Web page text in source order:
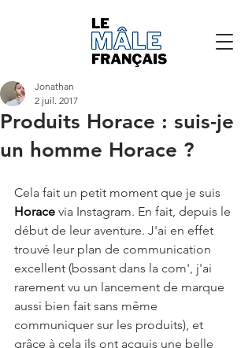
Produits Horace : suis-je
un homme Horace ?
Jonathan
2 juil. 2017
Cela fait un petit moment que je suis
Horace via Instagram. En fait, depuis le
début de leur aventure. J'ai en effet
trouvé leur plan de communication
excellent (bossant dans la com', j'ai
rarement vu un lancement de marque
aussi bien fait sans même
communiquer sur les produits), et
grâce à cela ils ont acquis une belle